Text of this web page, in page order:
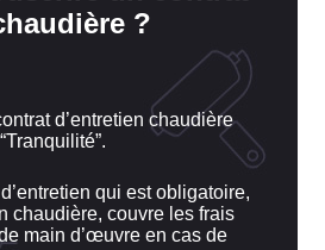
?
d’entretien chaudière
qui est obligatoire,
chaudière, couvre les frais
main d’œuvre en cas de